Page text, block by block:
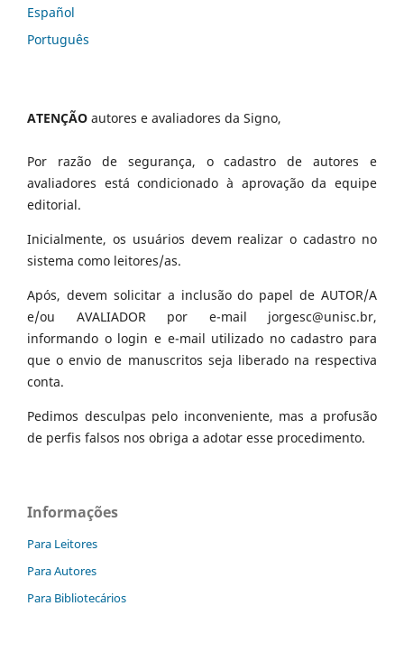
Español
Português
ATENÇÃO autores e avaliadores da Signo,
Por razão de segurança, o cadastro de autores e
avaliadores está condicionado à aprovação da equipe
editorial.
Inicialmente, os usuários devem realizar o cadastro no
sistema como leitores/as.
Após, devem solicitar a inclusão do papel de AUTOR/A
e/ou AVALIADOR por e-mail jorgesc@unisc.br,
informando o login e e-mail utilizado no cadastro para
que o envio de manuscritos seja liberado na respectiva
conta.
Pedimos desculpas pelo inconveniente, mas a profusão
de perfis falsos nos obriga a adotar esse procedimento.
Informações
Para Leitores
Para Autores
Para Bibliotecários